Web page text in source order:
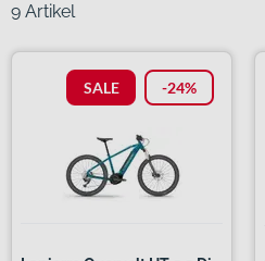
9 Artikel
SALE -24%